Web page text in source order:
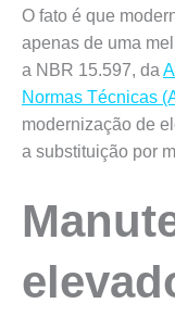
O fato é que
apenas de uma
a NBR 15.597, da
Normas Técnicas
modernização de
a substituição por